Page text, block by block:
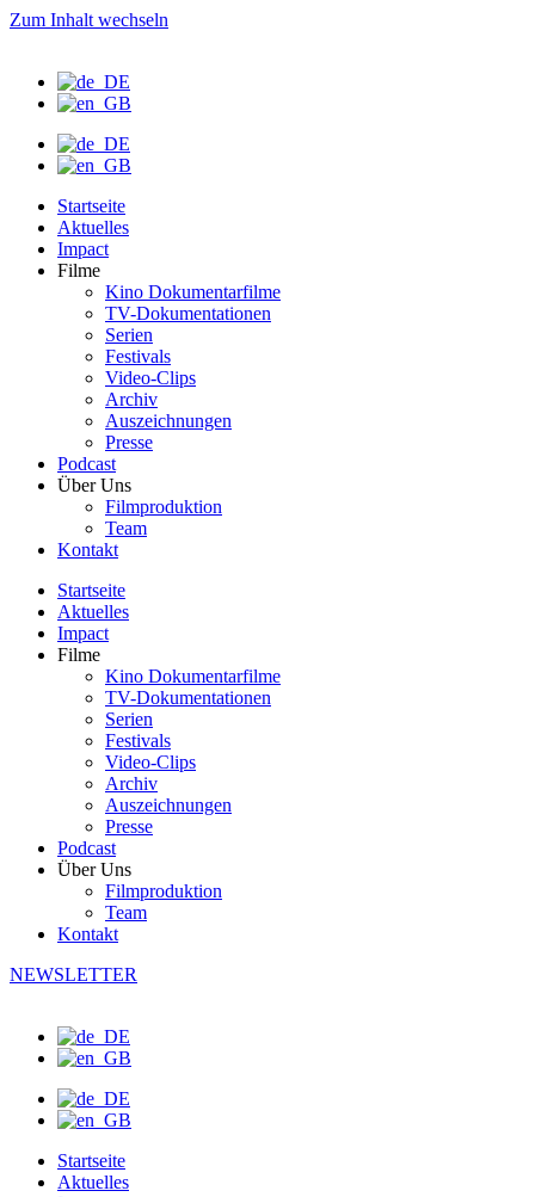
Zum Inhalt wechseln
Startseite
Aktuelles
Impact
Filme
Kino Dokumentarfilme
TV-Dokumentationen
Serien
Festivals
Video-Clips
Archiv
Auszeichnungen
Presse
Podcast
Über Uns
Filmproduktion
Team
Kontakt
Startseite
Aktuelles
Impact
Filme
Kino Dokumentarfilme
TV-Dokumentationen
Serien
Festivals
Video-Clips
Archiv
Auszeichnungen
Presse
Podcast
Über Uns
Filmproduktion
Team
Kontakt
NEWSLETTER
Startseite
Aktuelles